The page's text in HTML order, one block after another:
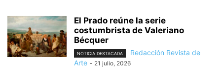
El Prado reúne la serie
costumbrista de Valeriano
Bécquer
NOTICIA DESTACADA
Redacción Revista de
Arte - 21 julio, 2026